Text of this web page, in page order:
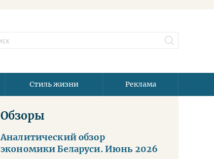
Стиль жизни Реклама
Обзоры
Аналитический обзор
экономики Беларуси. Июнь 2026